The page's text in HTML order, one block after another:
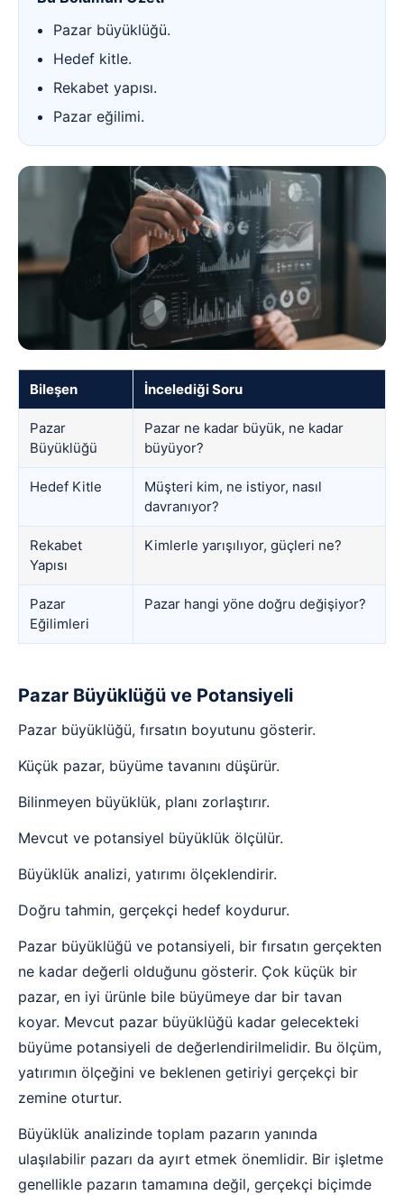
Pazar büyüklüğü.
Hedef kitle.
Rekabet yapısı.
Pazar eğilimi.
Bileşen İncelediği Soru
Pazar
Büyüklüğü
Pazar ne kadar büyük, ne kadar
büyüyor?
Hedef Kitle
Müşteri kim, ne istiyor, nasıl
davranıyor?
Rekabet
Yapısı
Kimlerle yarışılıyor, güçleri ne?
Pazar
Eğilimleri
Pazar hangi yöne doğru değişiyor?
Pazar Büyüklüğü ve Potansiyeli
Pazar büyüklüğü, fırsatın boyutunu gösterir.
Küçük pazar, büyüme tavanını düşürür.
Bilinmeyen büyüklük, planı zorlaştırır.
Mevcut ve potansiyel büyüklük ölçülür.
Büyüklük analizi, yatırımı ölçeklendirir.
Doğru tahmin, gerçekçi hedef koydurur.
Pazar büyüklüğü ve potansiyeli, bir fırsatın gerçekten
ne kadar değerli olduğunu gösterir. Çok küçük bir
pazar, en iyi ürünle bile büyümeye dar bir tavan
koyar. Mevcut pazar büyüklüğü kadar gelecekteki
büyüme potansiyeli de değerlendirilmelidir. Bu ölçüm,
yatırımın ölçeğini ve beklenen getiriyi gerçekçi bir
zemine oturtur.
Büyüklük analizinde toplam pazarın yanında
ulaşılabilir pazarı da ayırt etmek önemlidir. Bir işletme
genellikle pazarın tamamına değil, gerçekçi biçimde